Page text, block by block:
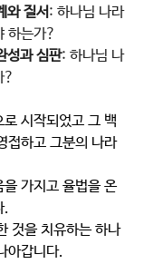
질서: 하나님 나라
하는가?
성과 심판: 하나님 나
?
시작되었고 그 백
접하고 그분의 나라
가지고 율법을 온
.
것을 치유하는 하나
아갑니다.